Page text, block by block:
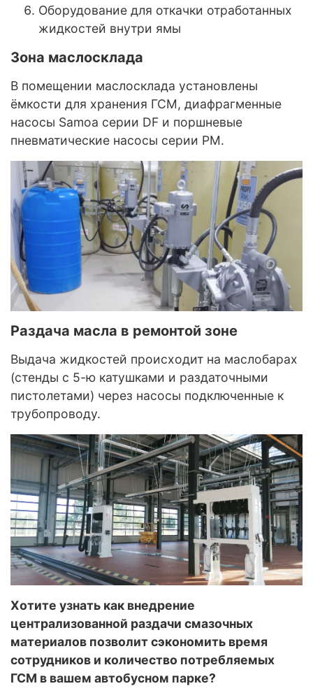
Оборудование для откачки отработанных
жидкостей внутри ямы
Зона маслосклада
В помещении маслосклада установлены
ёмкости для хранения ГСМ, диафрагменные
насосы Samoa серии DF и поршневые
пневматические насосы серии PM.
Раздача масла в ремонтой зоне
Выдача жидкостей происходит на маслобарах
(стенды с 5-ю катушками и раздаточными
пистолетами) через насосы подключенные к
трубопроводу.
Хотите узнать как внедрение
централизованной раздачи смазочных
материалов позволит сэкономить время
сотрудников и количество потребляемых
ГСМ в вашем автобусном парке?